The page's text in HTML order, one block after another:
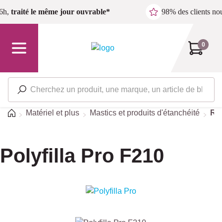
Passer au contenu principal
traité le même jour ouvrable* 98% des clients
0
Accueil
Matériel et plus Mastics et produits d'étanchéité
Polyfilla Pro F210